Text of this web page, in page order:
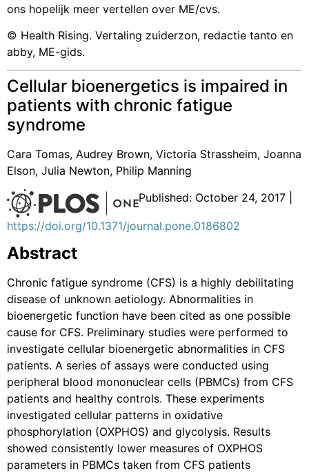
ons hopelijk meer vertellen over ME/cvs.
© Health Rising. Vertaling zuiderzon, redactie tanto en
abby, ME-gids.
Cellular bioenergetics is impaired in
patients with chronic fatigue
syndrome
Cara Tomas, Audrey Brown, Victoria Strassheim, Joanna
Elson, Julia Newton, Philip Manning
Published: October 24, 2017 |
https://doi.org/10.1371/journal.pone.0186802
Abstract
Chronic fatigue syndrome (CFS) is a highly debilitating
disease of unknown aetiology. Abnormalities in
bioenergetic function have been cited as one possible
cause for CFS. Preliminary studies were performed to
investigate cellular bioenergetic abnormalities in CFS
patients. A series of assays were conducted using
peripheral blood mononuclear cells (PBMCs) from CFS
patients and healthy controls. These experiments
investigated cellular patterns in oxidative
phosphorylation (OXPHOS) and glycolysis. Results
showed consistently lower measures of OXPHOS
parameters in PBMCs taken from CFS patients